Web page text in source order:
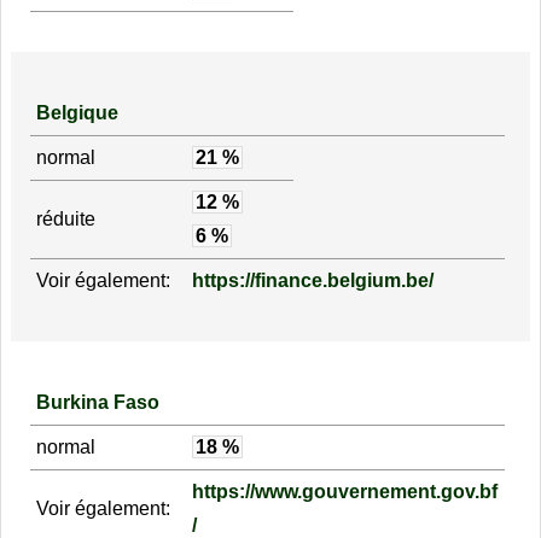
Belgique
normal 21 %
réduite
12 %
6 %
Voir également: https://finance.belgium.be/
Burkina Faso
normal 18 %
Voir également:
https://www.gouvernement.gov.bf
/